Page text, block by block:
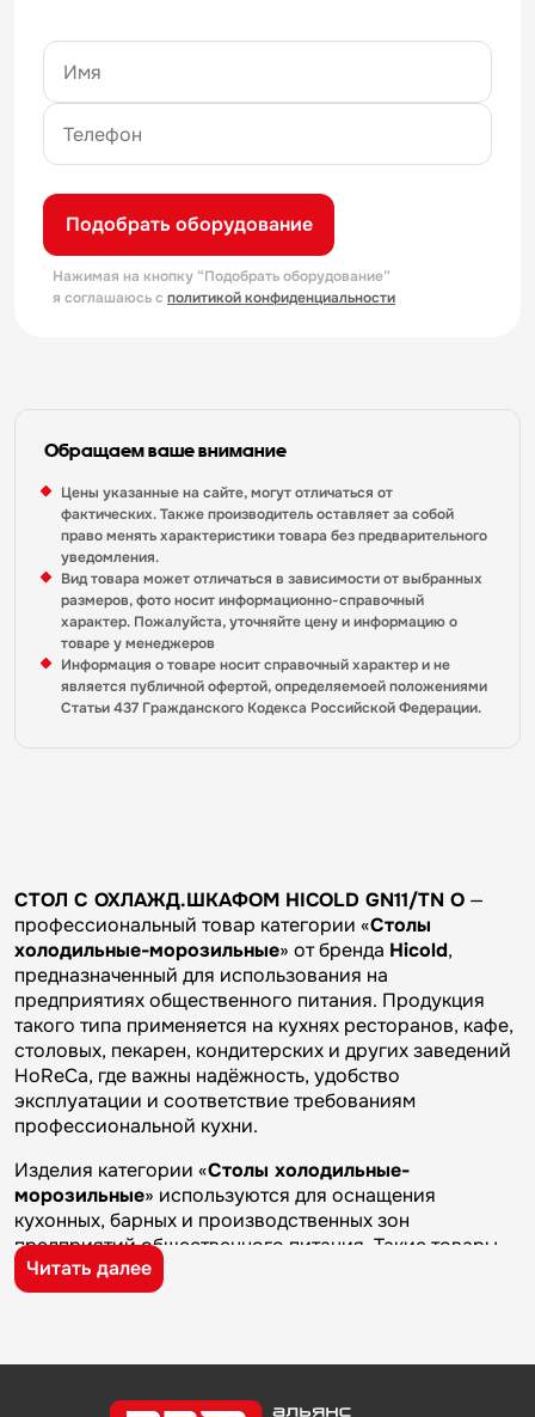
Подобрать оборудование
Нажимая на кнопку “Подобрать оборудование”
я соглашаюсь с политикой конфиденциальности
Обращаем ваше внимание
Цены указанные на сайте, могут отличаться от
фактических. Также производитель оставляет за собой
право менять характеристики товара без предварительного
уведомления.
Вид товара может отличаться в зависимости от выбранных
размеров, фото носит информационно-справочный
характер. Пожалуйста, уточняйте цену и информацию о
товаре у менеджеров
Информация о товаре носит справочный характер и не
является публичной офертой, определяемоей положениями
Статьи 437 Гражданского Кодекса Российской Федерации.
СТОЛ С ОХЛАЖД.ШКАФОМ HICOLD GN11/TN O —
профессиональный товар категории «Столы
холодильные-морозильные» от бренда Hicold,
предназначенный для использования на
предприятиях общественного питания. Продукция
такого типа применяется на кухнях ресторанов, кафе,
столовых, пекарен, кондитерских и других заведений
HoReCa, где важны надёжность, удобство
эксплуатации и соответствие требованиям
профессиональной кухни.
Изделия категории «Столы холодильные-
морозильные» используются для оснащения
кухонных, барных и производственных зон
предприятий общественного питания. Такие товары
применяются на профессиональных кухнях
ресторанов и кафе, в столовых, пекарнях,
инвентарь для ежедневной работы.
Читать далее